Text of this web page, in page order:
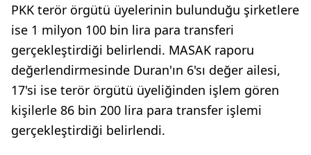
PKK terör örgütü üyelerinin bulunduğu şirketlere
ise 1 milyon 100 bin lira para transferi
gerçekleştirdiği belirlendi. MASAK raporu
değerlendirmesinde Duran'ın 6'sı değer ailesi,
17'si ise terör örgütü üyeliğinden işlem gören
kişilerle 86 bin 200 lira para transfer işlemi
gerçekleştirdiği belirlendi.